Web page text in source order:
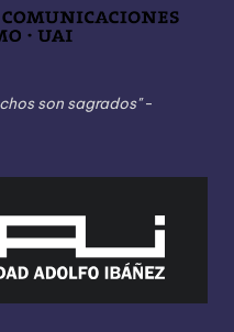
son sagrados"-